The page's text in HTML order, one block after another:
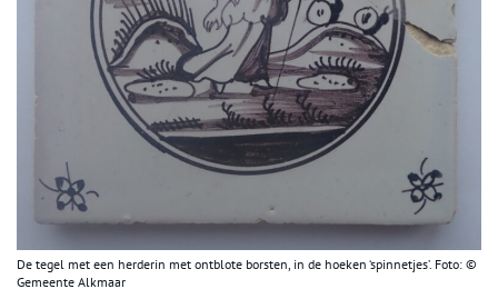
De tegel met een herderin met ontblote borsten, in de hoeken ‘spinnetjes’. Foto: ©
Gemeente Alkmaar